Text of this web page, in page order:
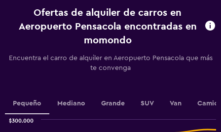
renta.
Range:
The
axis
displaying
values.
Ofertas de alquiler de carros en
Aeropuerto Pensacola encontradas en
momondo
Encuentra el carro de alquiler en Aeropuerto Pensacola que más
te convenga
Pequeño Mediano Grande SUV Van
$300.000